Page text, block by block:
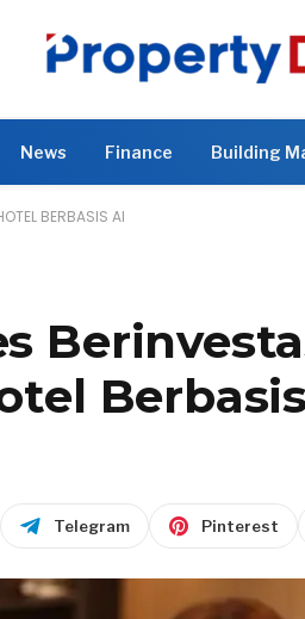
News Finance Building
BERBASIS AI
Telegram Pinterest